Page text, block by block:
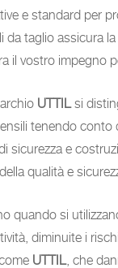
e standard per
da taglio assicura
il vostro impegno
UTTILsi
tenendo
e
qualità e
quando si
diminuite i
UTTIL, che